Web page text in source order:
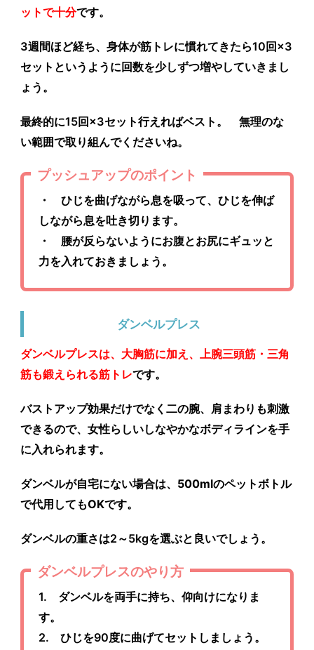
ットで十分です。
3週間ほど経ち、身体が筋トレに慣れてきたら10回×3
セットというように回数を少しずつ増やしていきまし
ょう。
最終的に15回×3セット行えればベスト。 無理のな
い範囲で取り組んでくださいね。
プッシュアップのポイント
・ ひじを曲げながら息を吸って、ひじを伸ば
しながら息を吐き切ります。
・ 腰が反らないようにお腹とお尻にギュッと
力を入れておきましょう。
ダンベルプレス
ダンベルプレスは、大胸筋に加え、上腕三頭筋・三角
筋も鍛えられる筋トレです。
バストアップ効果だけでなく二の腕、肩まわりも刺激
できるので、女性らしいしなやかなボディラインを手
に入れられます。
ダンベルが自宅にない場合は、 500mlのペットボトル
で代用してもOKです。
ダンベルの重さは2～5kgを選ぶと良いでしょう。
ダンベルプレスのやり方
1. ダンベルを両手に持ち、仰向けになりま
す。
2. ひじを90度に曲げてセットしましょう。